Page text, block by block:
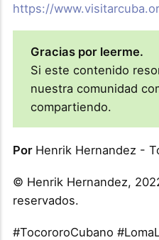
https://
Gracias por leerme.
Si este contenido
nuestra comunidad
compartiendo.
Por Henrik Hernandez -
© Henrik Hernandez,
reservados.
#TocororoCubano